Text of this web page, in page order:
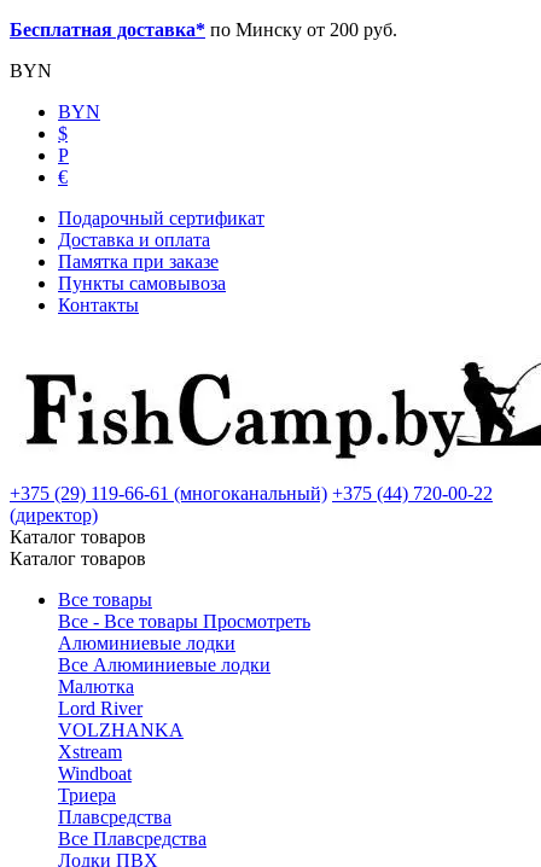
Бесплатная доставка* по Минску от 200 руб.
BYN
BYN
$
Р
€
Подарочный сертификат
Доставка и оплата
Памятка при заказе
Пункты самовывоза
Контакты
+375 (29) 119-66-61 (многоканальный) +375 (44) 720-00-22
(директор)
Каталог товаров
Каталог товаров
Все товары
Все - Все товары Просмотреть
Алюминиевые лодки
Все Алюминиевые лодки
Малютка
Lord River
VOLZHANKA
Xstream
Windboat
Триера
Плавсредства
Все Плавсредства
Лодки ПВХ